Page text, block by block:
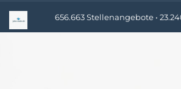
656.663 Stellenangebote •